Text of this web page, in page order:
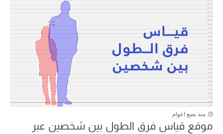
منذ بضع اعوام
موقع قياس فرق الطول بين شخصين عبر